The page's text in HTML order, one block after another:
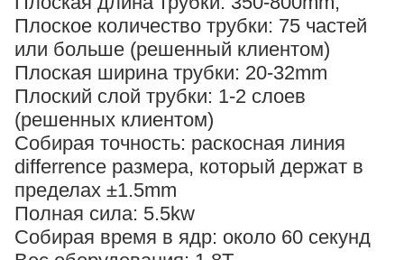
Плоское количество трубки: 75 частей
или больше (решенный клиентом)
Плоская ширина трубки: 20-32mm
Плоский слой трубки: 1-2 слоев
(решенных клиентом)
Собирая точность: раскосная линия
differrence размера, который держат в
пределах ±1.5mm
Полная сила: 5.5kw
Собирая время в ядр: около 60 секунд